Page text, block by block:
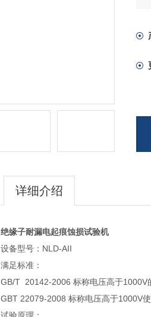
详细介绍
绝缘子耐漏电起痕蚀损试验机
设备型号：NLD-AII
满足标准：
GB/T 20142-2006 标称电压高于1000V
GBT 22079-2008 标称电压高于1000V